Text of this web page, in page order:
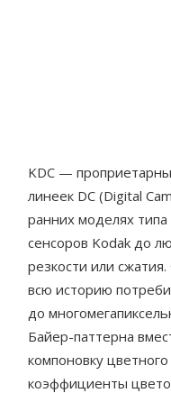
KDC —
линеек DC (Digital
ранних моделях
сенсоров Kodak до
резкости или
всю историю
до
Байер-паттерна
компоновку
коэффициенты